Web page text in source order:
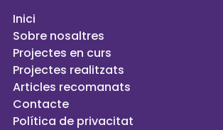
Inici
Sobre nosaltres
Projectes en curs
Projectes realitzats
Articles recomanats
Contacte
Política de privacitat